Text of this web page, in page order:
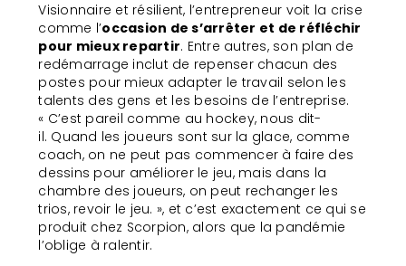
Visionnaire et résilient, l’entrepreneur voit la crise
comme l’occasion de s’arrêter et de réfléchir
pour mieux repartir. Entre autres, son plan de
redémarrage inclut de repenser chacun des
postes pour mieux adapter le travail selon les
talents des gens et les besoins de l’entreprise.
« C’est pareil comme au hockey, nous dit-
il. Quand les joueurs sont sur la glace, comme
coach, on ne peut pas commencer à faire des
dessins pour améliorer le jeu, mais dans la
chambre des joueurs, on peut rechanger les
trios, revoir le jeu. », et c’est exactement ce qui se
produit chez Scorpion, alors que la pandémie
l’oblige à ralentir.